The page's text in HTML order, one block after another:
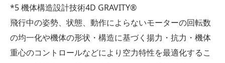
*5 機体構造設計技術4D GRAVITY®
飛行中の姿勢、状態、動作によらないモーターの回転数
の均一化や機体の形状・構造に基づく揚力・抗力・機体
重心のコントロールなどにより空力特性を最適化するこ